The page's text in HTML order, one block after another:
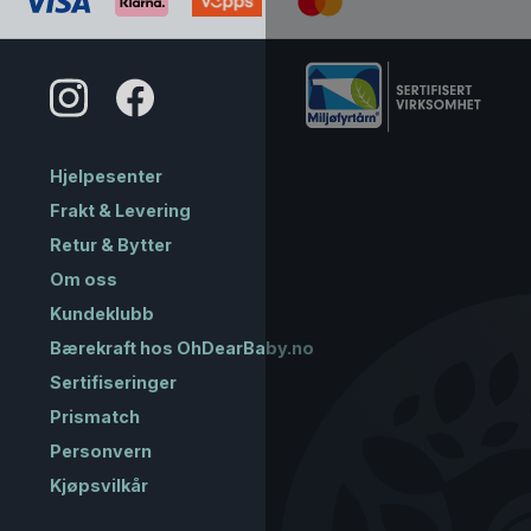
Hjelpesenter
Frakt & Levering
Retur & Bytter
Om oss
Kundeklubb
Bærekraft hos OhDearBaby.no
Sertifiseringer
Prismatch
Personvern
Kjøpsvilkår